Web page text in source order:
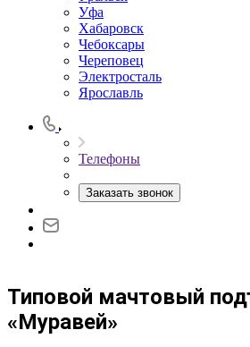
Уфа
Хабаровск
Чебоксары
Череповец
Электросталь
Ярославль
Телефоны
Заказать звонок
Типовой мачтовый
«Муравей»